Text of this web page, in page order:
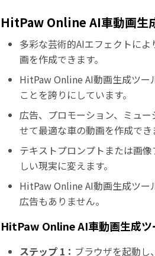
HitPaw Online AI車動画生
多彩な芸術的AIエフェクトに
画を作成できます。
HitPaw Online AI動画生成ツー
ことを誇りにしています。
広告、プロモーション、ミュ
せて最適な車の動画を作成でき
テキストプロンプトまたは画
しい現実に変えます。
HitPaw Online AI動画生成ツー
広告もありません。
HitPaw Online AI車動画生成ツ
ステップ 1： ブラウザを起動